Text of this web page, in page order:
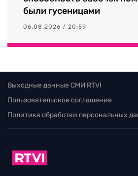
были гусеницами
06.08.2026 / 20:59
Выходные данные СМИ RTVI
Пользовательское соглашение
Политика обработки персональных